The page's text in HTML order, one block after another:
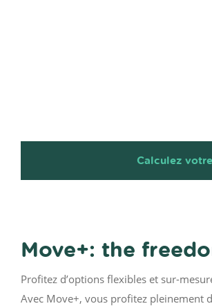
Calculez
Move+: the
Profitez d’options flexibles et sur-
Avec Move+, vous profitez pleinement